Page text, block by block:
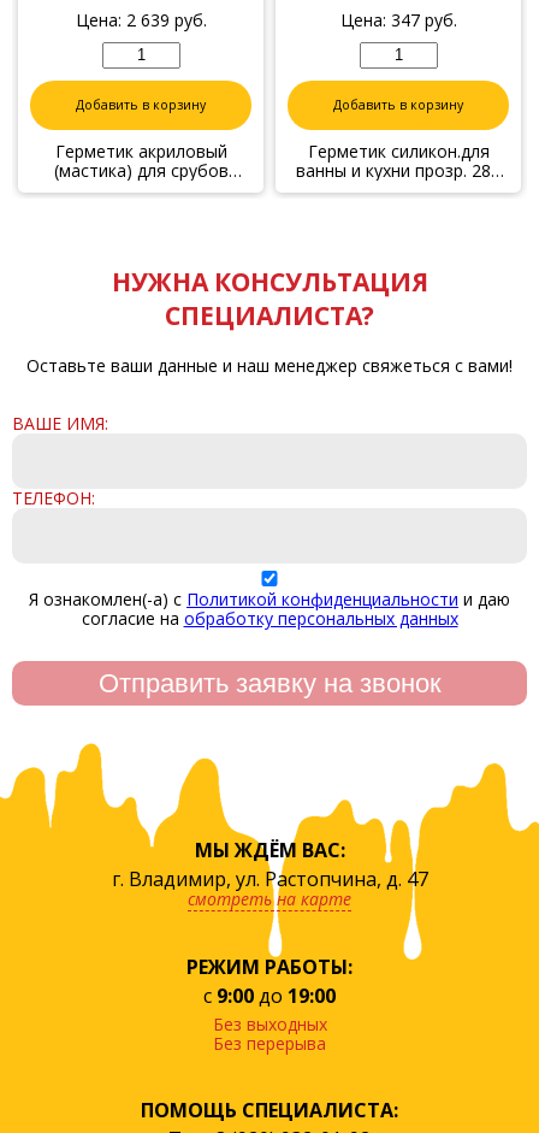
Цена: 2 639 руб.
Добавить в корзину
Герметик акриловый
(мастика) для срубов
СОСНА, 7кг
Цена: 347руб.
Добавить в корзину
Герметик силикон.для
ванны и кухни прозр. 280
мл, KUDO KSK-180
НУЖНА КОНСУЛЬТАЦИЯ
СПЕЦИАЛИСТА?
Оставьте ваши данные и наш менеджер свяжеться с вами!
ВАШЕ ИМЯ:
ТЕЛЕФОН:
Я ознакомлен(-а) с Политикой конфиденциальности и даю
согласие на обработку персональных данных
МЫ ЖДЁМ ВАС:
г. Владимир, ул. Растопчина, д. 47
смотреть на карте
РЕЖИМ РАБОТЫ:
с 9:00до 19:00
Без выходных
Без перерыва
ПОМОЩЬ СПЕЦИАЛИСТА: